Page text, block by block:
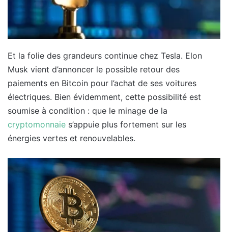
Et la folie des grandeurs continue chez Tesla. Elon
Musk vient d’annoncer le possible retour des
paiements en Bitcoin pour l’achat de ses voitures
électriques. Bien évidemment, cette possibilité est
soumise à condition : que le minage de la
cryptomonnaie s’appuie plus fortement sur les
énergies vertes et renouvelables.